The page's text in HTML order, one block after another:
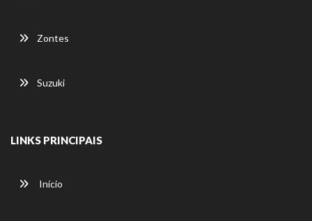
Zontes
Suzuki
LINKS PRINCIPAIS
Início